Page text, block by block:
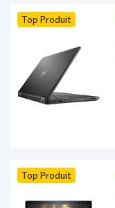
Top Produit
Top Produit